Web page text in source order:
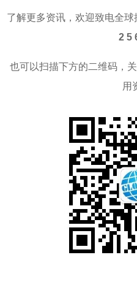
了解更多资讯，欢迎致电全球
2 5
也可以扫描下方的二维码，
用